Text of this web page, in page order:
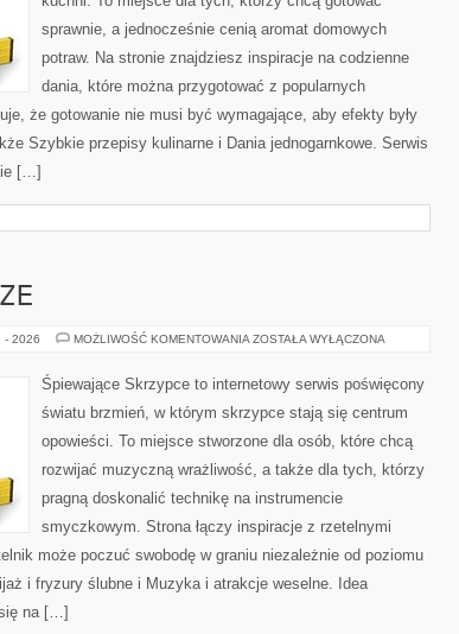
sprawnie, a jednocześnie cenią aromat domowych
potraw. Na stronie znajdziesz inspiracje na codzienne
dania, które można przygotować z popularnych
że gotowanie nie musi być wymagające, aby efekty były
Szybkie przepisy kulinarne i Dania jednogarnkowe. Serwis
[…]
- 2026 MOŻLIWOŚĆ KOMENTOWANIA ŚLUB
ZOSTAŁA WYŁĄCZONA
Śpiewające Skrzypce to internetowy serwis poświęcony
światu brzmień, w którym skrzypce stają się centrum
opowieści. To miejsce stworzone dla osób, które chcą
rozwijać muzyczną wrażliwość, a także dla tych, którzy
pragną doskonalić technikę na instrumencie
smyczkowym. Strona łączy inspiracje z rzetelnymi
może poczuć swobodę w graniu niezależnie od poziomu
i fryzury ślubne i Muzyka i atrakcje weselne. Idea
na […]